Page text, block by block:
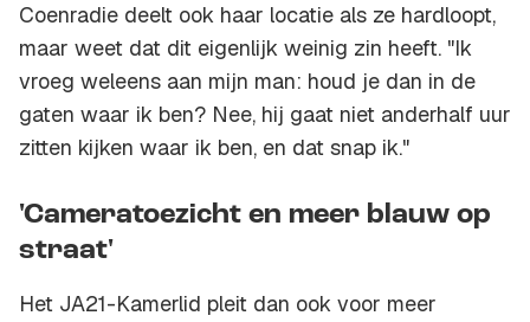
Coenradie deelt ook haar locatie als ze hardloopt,
maar weet dat dit eigenlijk weinig zin heeft. "Ik
vroeg weleens aan mijn man: houd je dan in de
gaten waar ik ben? Nee, hij gaat niet anderhalf uur
zitten kijken waar ik ben, en dat snap ik."
'Cameratoezicht en meer blauw op
straat'
Het JA21-Kamerlid pleit dan ook voor meer